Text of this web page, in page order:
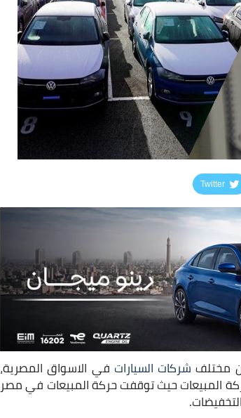
Twitter
مختلف شركات السيارات في الاسواق المصرية،
المبيعات حيث توقفت حركة المبيعات في مصر